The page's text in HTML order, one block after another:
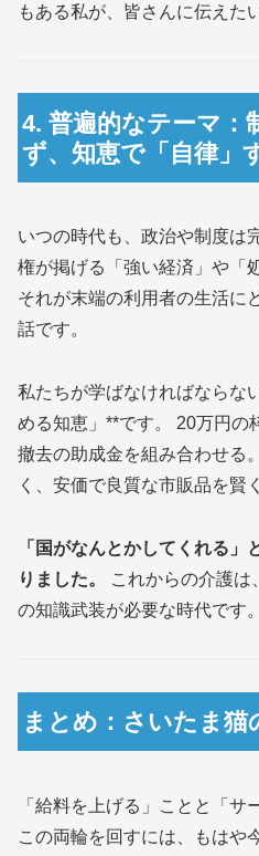
もある私が、皆さんに伝えた
4. 普遍的なテーマ：
ず、知恵で「自律」
いつの時代も、政治や制度は
権が掲げる「強い経済」や「
それが末端の利用者の生活に
話です。
私たちが学ばなければならな
める知恵」**です。 20万円の
撤去の助成金を組み合わせる
く、安価で良質な市販品を賢
「国がなんとかしてくれる
りました。
これからの介護は
の知識武装が必要な時代です。
まとめ：さいたま猫
「給料を上げる」ことと「サ
この両輪を回すには、もはや